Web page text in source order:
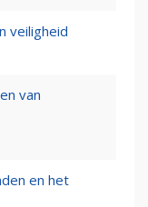
veiligheid
van
en het